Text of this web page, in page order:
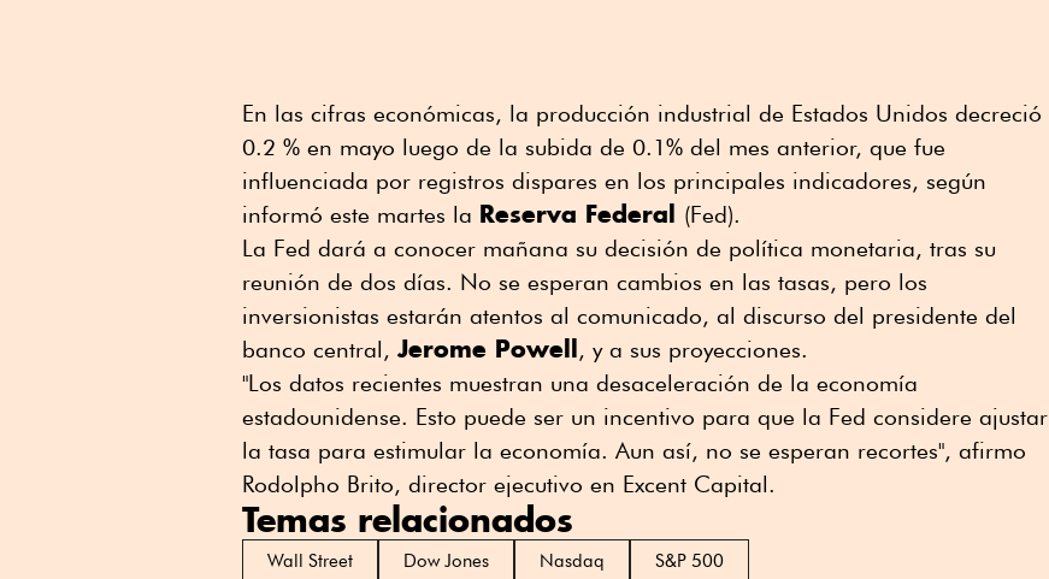
En las cifras económicas, la producción industrial de Estados Unidos decreció
0.2 % en mayo luego de la subida de 0.1% del mes anterior, que fue
influenciada por registros dispares en los principales indicadores, según
informó este martes la Reserva Federal
(Fed).
La Fed dará a conocer mañana su decisión de política monetaria, tras su
reunión de dos días. No se esperan cambios en las tasas, pero los
inversionistas estarán atentos al comunicado, al discurso del presidente del
banco central, Jerome Powell
, y a sus proyecciones.
"Los datos recientes muestran una desaceleración de la economía
estadounidense. Esto puede ser un incentivo para que la Fed considere ajustar
la tasa para estimular la economía. Aun así, no se esperan recortes", afirmo
Rodolpho Brito, director ejecutivo en Excent Capital.
Temas relacionados
Wall Street Dow Jones Nasdaq S&P 500